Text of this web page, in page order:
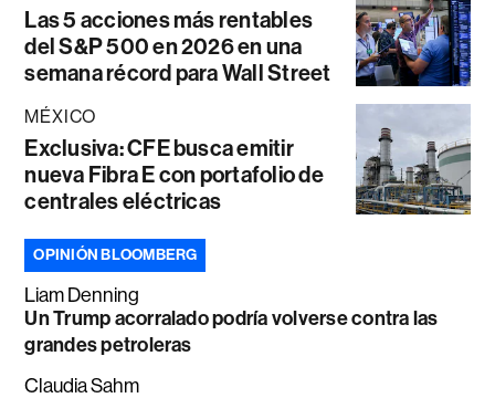
Las 5 acciones más rentables
del S&P 500 en 2026 en una
semana récord para Wall Street
MÉXICO
Exclusiva: CFE busca emitir
nueva Fibra E con portafolio de
centrales eléctricas
OPINIÓN BLOOMBERG
Liam Denning
Un Trump acorralado podría volverse contra las
grandes petroleras
Claudia Sahm